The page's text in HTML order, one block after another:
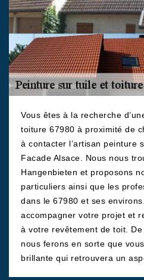
Vous êtes à la recherche
toiture 67980 à proximité de
à contacter l’artisan peinture
Facade Alsace. Nous nous
Hangenbieten et proposons
particuliers ainsi que les
dans le 67980 et ses
accompagner votre projet et
à votre revêtement de toit.
nous ferons en sorte que
brillante qui retrouvera un